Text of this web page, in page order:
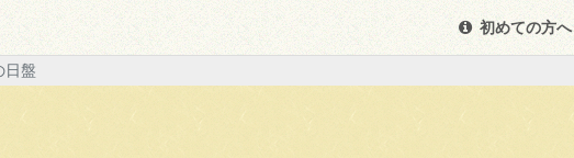
初めての方へ
日盤